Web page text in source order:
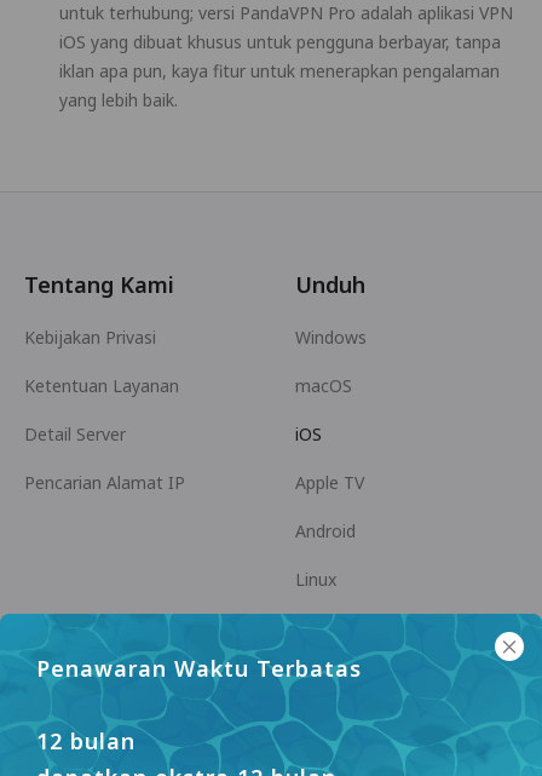
untuk terhubung; versi PandaVPN Pro adalah aplikasi VPN
iOS yang dibuat khusus untuk pengguna berbayar, tanpa
iklan apa pun, kaya fitur untuk menerapkan pengalaman
yang lebih baik.
Penawaran Waktu Terbatas
12 bulan
Tentang Kami
Kebijakan Privasi
Ketentuan Layanan
Detail Server
Pencarian Alamat IP
Unduh
Windows
macOS
iOS
Apple TV
Android
Linux
Android TV
Pusat Bantuan
panda7x24@gmail.com
Kerja Sama
Menjadi Afiliasi